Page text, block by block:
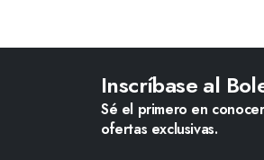
Inscríbase al
Sé el primero en
ofertas exclusivas.